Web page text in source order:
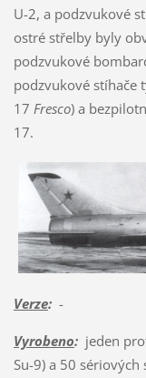
U-2, a podzvukové
ostré střelby byly
podzvukové
podzvukové stíhače
17 Fresco) a
17.
Verze:-
Vyrobeno:jeden
Su-9) a 50 sériových